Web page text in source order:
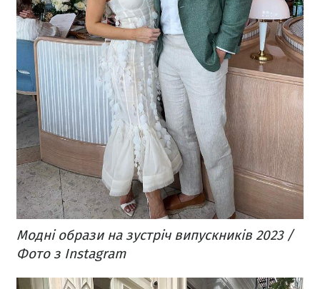
Модні образи на зустріч випускників 2023 /
Фото з Instagram